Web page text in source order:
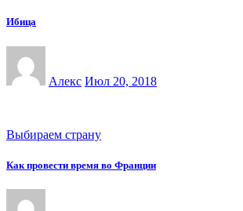
Ибица
Алекс Июл 20, 2018
Выбираем страну
Как провести время во Франции